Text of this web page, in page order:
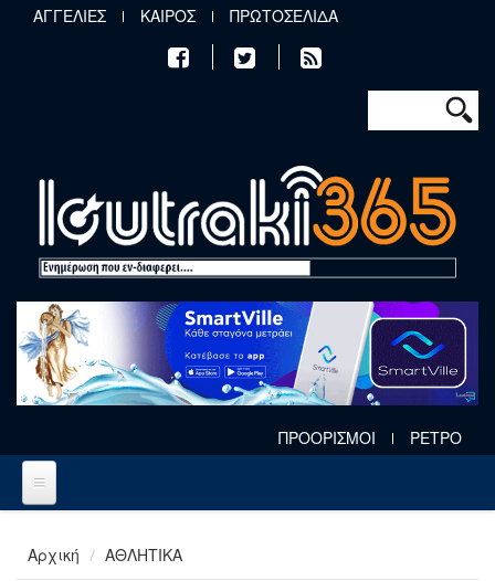
Παράκαμψη προς το κυρίως περιεχόμενο
ΑΓΓΕΛΙΕΣ ΚΑΙΡΟΣ ΠΡΩΤΟΣΕΛΙΔΑ
Φόρμα
Αναζήτηση
ΠΡΟΟΡΙΣΜΟΙ ΡΕΤΡΟ
Αρχική ΑΘΛΗΤΙΚΑ